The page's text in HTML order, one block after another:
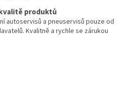
produktů
autoservisů a pneuservisů pouze od
Kvalitně a rychle se zárukou